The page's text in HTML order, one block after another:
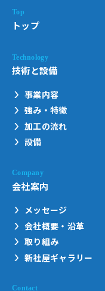
トップ
技術と設備
事業内容
強み・特徴
加工の流れ
設備
会社案内
メッセージ
会社概要・沿革
取り組み
新社屋ギャラリー